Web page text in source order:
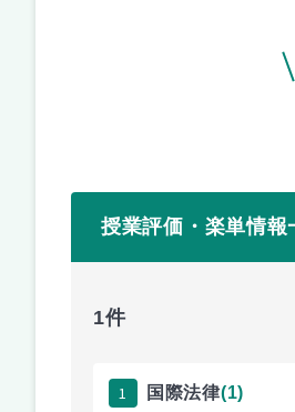
授業評価・楽単情報
1件
1 国際法律(1)